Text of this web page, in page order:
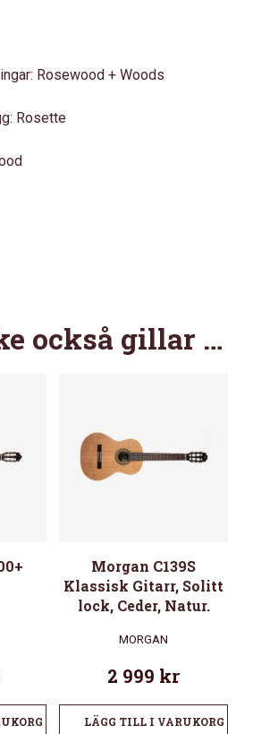
Rosewood + Woods
Rosette
också gillar …
Morgan C139S
Klassisk Gitarr, Solitt
lock, Ceder, Natur.
MORGAN
2 999 kr
LÄGG TILL I VARUKORG